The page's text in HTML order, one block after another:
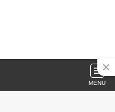
MENU